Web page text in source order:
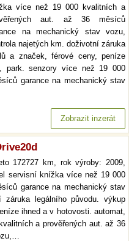
více než 19 000 kvalitních a
aut. až 36 měsíců
na mechanický stav vozu,
najetých km. doživotní záruka
a značek, férové ceny, peníze
park. senzory více než 19 000
garance na mechanický stav
Zobrazit inzerát
172727 km, rok výroby: 2009,
servisní knížka více než 19 000
garance na mechanický stav
legálního původu. výkup
ihned a v hotovosti. automat,
a prověřených aut. až 36